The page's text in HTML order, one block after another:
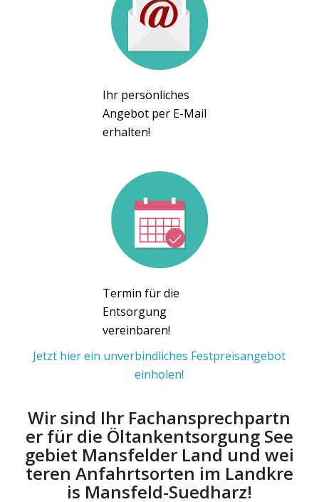
Ihr persönliches
Angebot per E-Mail
erhalten!
Termin für die
Entsorgung
vereinbaren!
Jetzt hier ein unverbindliches Festpreisangebot
einholen!
Wir sind Ihr Fachansprechpartn
er für die Öltankentsorgung See
gebiet Mansfelder Land und wei
teren Anfahrtsorten im Landkre
is Mansfeld-Suedharz!